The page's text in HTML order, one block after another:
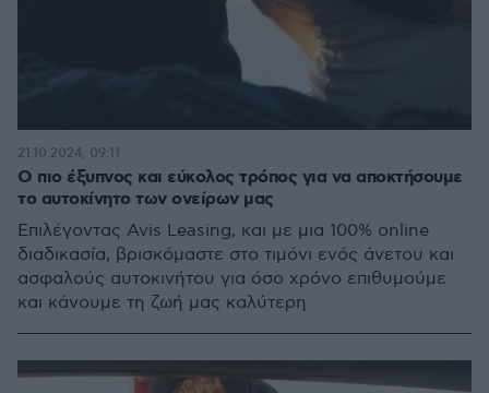
Ο πιο έξυπνος και εύκολος τρόπος για να αποκτήσουμε
το αυτοκίνητο των ονείρων μας
Επιλέγοντας Avis Leasing, και με μια 100% online
διαδικασία, βρισκόμαστε στο τιμόνι ενός άνετου και
ασφαλούς αυτοκινήτου για όσο χρόνο επιθυμούμε
και κάνουμε τη ζωή μας καλύτερη
21.10.2024, 09:11